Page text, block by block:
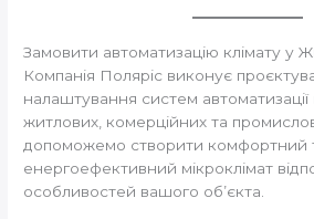
Замовити автоматизацію клімату у
Компанія Поляріс виконує
налаштування систем автоматизації
житлових, комерційних та
допоможемо створити комфортний
енергоефективний мікроклімат
особливостей вашого об’єкта.